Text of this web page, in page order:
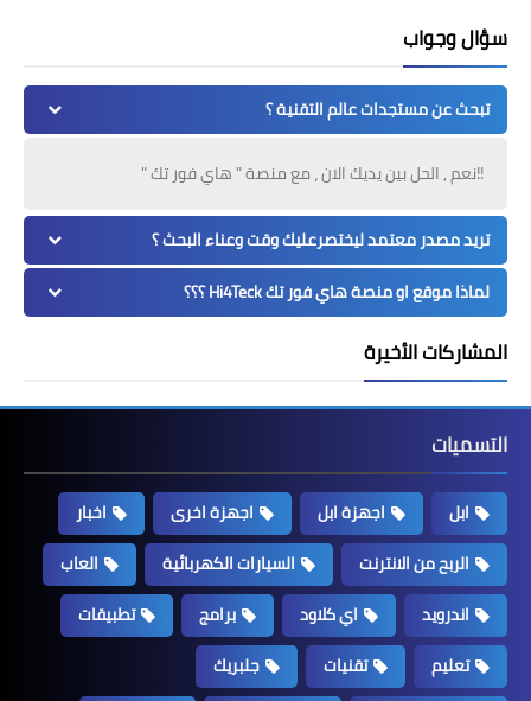
سؤال وجواب
تبحث عن مستجدات عالم التقنية ؟
!!نعم , الحل بين يديك الان ، مع منصة " هاي فور تك "
تريد مصدر معتمد ليختصرعليك وقت وعناء البحث ؟
لماذا موقع او منصة هاي فور تك Hi4Teck ؟؟؟
المشاركات الأخيرة
التسميات
ابل اجهزة ابل اجهزة اخرى
اخبار
الربح من الانترنت
السيارات الكهربائية
العاب
اندرويد
اي كلاود برامج
تطبيقات
تعليم
تقنيات
جلبريك